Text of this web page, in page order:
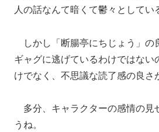
人の話なんて暗くて鬱々としてい
しかし「断腸亭にちじょう」の
ギャグに逃げているわけではない
けでなく、不思議な読了感の良さ
多分、キャラクターの感情の見
うね。